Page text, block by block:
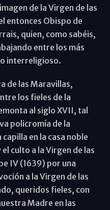
de la Virgen de las
entonces Obispo de
quien, como sabéis,
entre los más
interreligioso.
de las Maravillas,
los fieles de la
al siglo XVII, tal
policromía de la
en la casa noble
culto a la Virgen de las
IV (1639) por una
a la Virgen de las
queridos fieles, con
Madre en las